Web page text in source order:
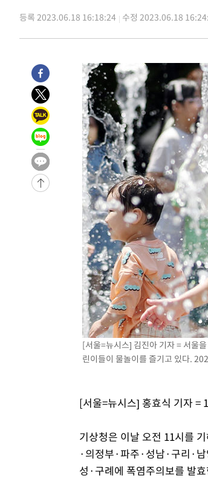
3시간 전 >튀르키예 외무장관, "메카 3국 방위협정은
3시간 전 >이군이 불법 군시설 건설한 레바논 남부에
-31245초 전 >
이강인 ATM 입단식에 '상암벌 들썩
-30241초 전 >
태풍 돌핀, 중 저장성 타이저우시 해안
-27587초 전 >
AT마드리드 데뷔 앞둔 이강인, 맨시
-26217초 전 >
[속보]與 강원·TK 당원투표 합산 김
44.40%
-25551초 전 >
與 강원·TK 당원투표 합산 김민석
44.53%
-25391초 전 >
[속보]與전대 권리당원투표…강원·경
-25198초 전 >
[속보]與 당대표 경선, 경북 권리당원
45.71%
-25100초 전 >
[속보]與 당대표 경선, 대구 권리당원
[속보]與 당대표 경선, 강원 권리당
"일본축구협회, 대한축구협회 성 접
[속보]장은수, KLPGA 제주삼다수
"얼마나 더웠으면"…안동 물길공원
손흥민, 68분 뛰고 2경기 침묵
'2경기 연속 침묵' 손흥민, 톨루카전
이강인, 오늘 서울서 AT마드리드 입
'여긴 20도, 저긴 50도'…열화상 카메라로
콜롬비아 신임 우파 대통령 취임 하루만에
튀르키예 외무장관, "메카 3국 방위협정
[속보]美중부 사령관, 이스라엘 긴급방문
등록 2023.06.18 16:18:24 수정 2023.06.18
[서울=뉴시스] 김진아 기자 = 서울
린이들이 물놀이를 즐기고 있다.
[서울=뉴시스] 홍효식 기자 =
기상청은 이날 오전 11시를
·의정부·파주·성남·구리·
성·구례에 폭염주의보를 발